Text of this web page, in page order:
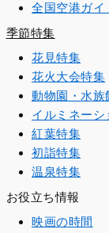
全国空港ガイ
季節特集
花見特集
花火大会特集
動物園・水族
イルミネーシ
紅葉特集
初詣特集
温泉特集
お役立ち情報
映画の時間